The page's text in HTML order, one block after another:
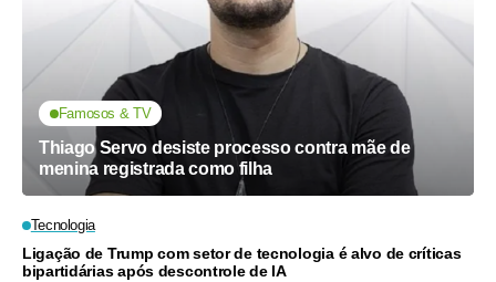
Famosos & TV
Thiago Servo desiste processo contra mãe de
menina registrada como filha
Tecnologia
Ligação de Trump com setor de tecnologia é alvo de críticas
bipartidárias após descontrole de IA